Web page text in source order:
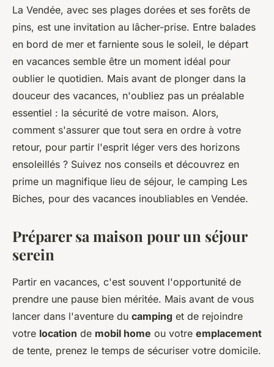
Camping en Vendée :
sécurisez la maison avant de
partir
léonne• 2 mars 2024• 2 min de lecture
La Vendée, avec ses plages dorées et ses forêts de
pins, est une invitation au lâcher-prise. Entre balades
en bord de mer et farniente sous le soleil, le départ
en vacances semble être un moment idéal pour
oublier le quotidien. Mais avant de plonger dans la
douceur des vacances, n'oubliez pas un préalable
essentiel : la sécurité de votre maison. Alors,
comment s'assurer que tout sera en ordre à votre
retour, pour partir l'esprit léger vers des horizons
ensoleillés ? Suivez nos conseils et découvrez en
prime un magnifique lieu de séjour, le camping Les
Biches, pour des vacances inoubliables en Vendée.
Préparer sa maison pour un séjour
serein
Partir en vacances, c'est souvent l'opportunité de
prendre une pause bien méritée. Mais avant de vous
lancer dans l'aventure du camping et de rejoindre
votre location de mobil home ou votre emplacement
de tente, prenez le temps de sécuriser votre domicile.